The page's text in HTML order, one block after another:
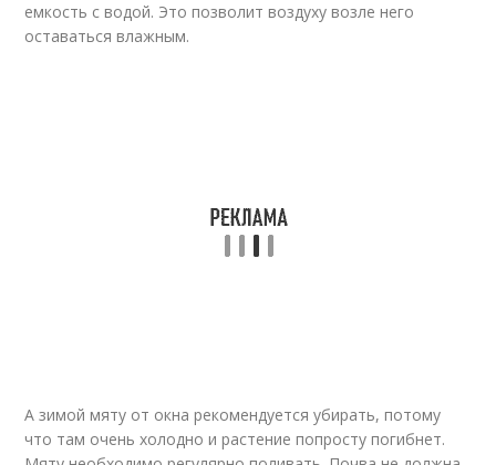
емкость с водой. Это позволит воздуху возле него
оставаться влажным.
А зимой мяту от окна рекомендуется убирать, потому
что там очень холодно и растение попросту погибнет.